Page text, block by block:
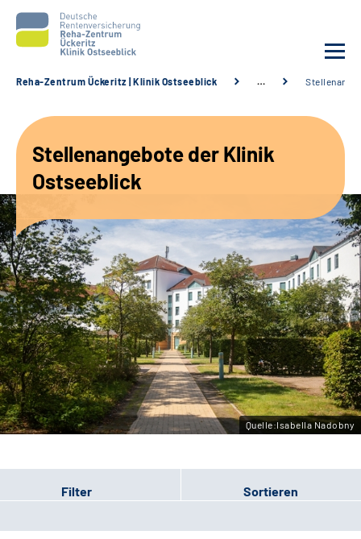
Unsere Angebote
Karriere
Sozialdienste & Zuweisende
Suche
Leichte Sprache
Gebärdensprache
Reha-Zentrum Ückeritz | Klinik Ostseeblick …
Stellenangebote der Klinik
Ostseeblick
Quelle:Isabella Nadobny
Filter Sortieren